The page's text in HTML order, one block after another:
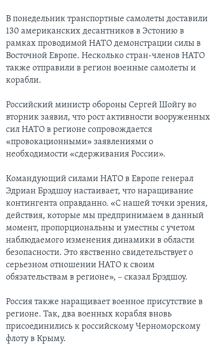
В понедельник транспортные самолеты доставили
130 американских десантников в Эстонию в
рамках проводимой НАТО демонстрации силы в
Восточной Европе. Несколько стран-членов НАТО
также отправили в регион военные самолеты и
корабли.
Российский министр обороны Сергей Шойгу во
вторник заявил, что рост активности вооруженных
сил НАТО в регионе сопровождается
«провокационными» заявлениями о
необходимости «сдерживания России».
Командующий силами НАТО в Европе генерал
Эдриан Брэдшоу настаивает, что наращивание
контингента оправданно. «С нашей точки зрения,
действия, которые мы предпринимаем в данный
момент, пропорциональны и уместны с учетом
наблюдаемого изменения динамики в области
безопасности. Это явственно свидетельствует о
серьезном отношении НАТО к своим
обязательствам в регионе», – сказал Брэдшоу.
Россия также наращивает военное присутствие в
регионе. Так, два военных корабля вновь
присоединились к российскому Черноморскому
флоту в Крыму.